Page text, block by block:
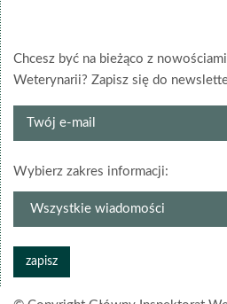
Chcesz być na bieżąco z
Weterynarii? Zapisz się do
Twój
Wybierz zakres informacji: